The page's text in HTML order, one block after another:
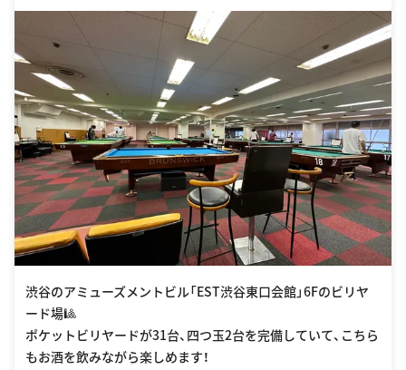
渋谷のアミューズメントビル「EST渋谷東口会館」6Fのビリヤ
ード場🎱
ポケットビリヤードが31台、四つ玉2台を完備していて、こちら
もお酒を飲みながら楽しめます！